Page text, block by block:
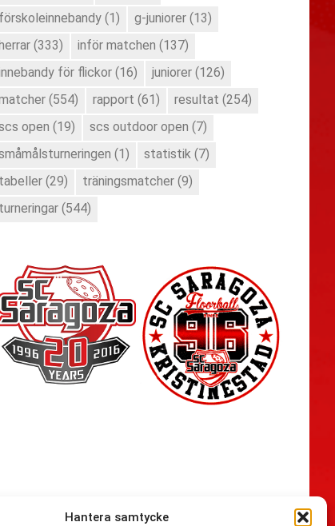
Hantera samtycke
förskoleinnebandy (1) g-juniorer (13)
herrar (333) inför matchen (137)
för flickor (16) juniorer (126)
(554) rapport (61) resultat (254)
open (19) scs outdoor open (7)
(1) statistik (7)
tabeller (29) träningsmatcher (9)
turneringar (544)